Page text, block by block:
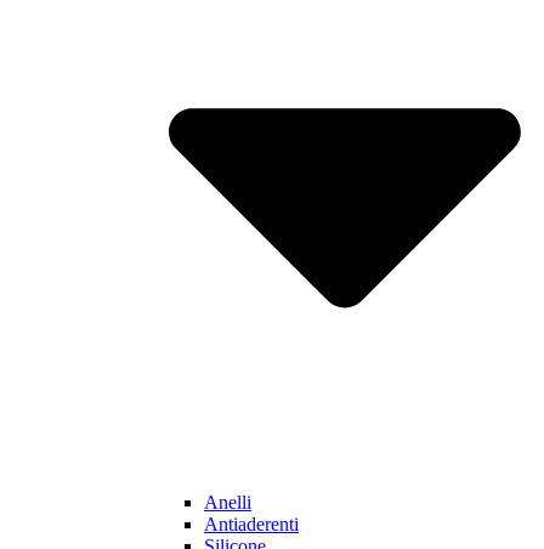
Anelli
Antiaderenti